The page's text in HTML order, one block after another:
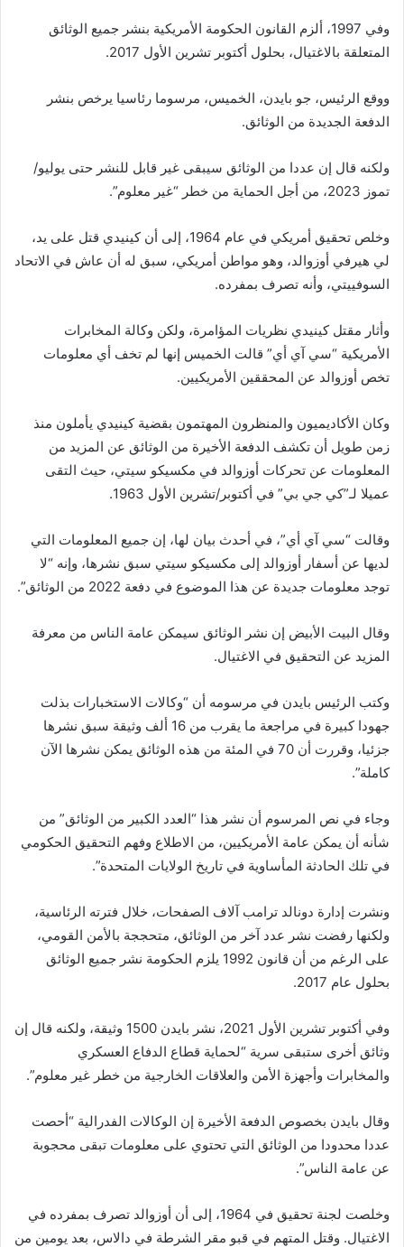
وفي 1997، ألزم القانون الحكومة الأمريكية بنشر جميع الوثائق
المتعلقة بالاغتيال، بحلول أكتوبر تشرين الأول 2017.
ووقع الرئيس، جو بايدن، الخميس، مرسوما رئاسيا يرخص بنشر
الدفعة الجديدة من الوثائق.
ولكنه قال إن عددا من الوثائق سيبقى غير قابل للنشر حتى يوليو/
تموز 2023، من أجل الحماية من خطر “غير معلوم”.
وخلص تحقيق أمريكي في عام 1964، إلى أن كينيدي قتل على يد،
لي هيرفي أوزوالد، وهو مواطن أمريكي، سبق له أن عاش في الاتحاد
السوفييتي، وأنه تصرف بمفرده.
وأثار مقتل كينيدي نظريات المؤامرة، ولكن وكالة المخابرات
الأمريكية “سي آي أي” قالت الخميس إنها لم تخف أي معلومات
تخص أوزوالد عن المحققين الأمريكيين.
وكان الأكاديميون والمنظرون المهتمون بقضية كينيدي يأملون منذ
زمن طويل أن تكشف الدفعة الأخيرة من الوثائق عن المزيد من
المعلومات عن تحركات أوزوالد في مكسيكو سيتي، حيث التقى
عميلا لـ”كي جي بي” في أكتوبر/تشرين الأول 1963.
وقالت “سي آي أي”، في أحدث بيان لها، إن جميع المعلومات التي
لديها عن أسفار أوزوالد إلى مكسيكو سيتي سبق نشرها، وإنه “لا
توجد معلومات جديدة عن هذا الموضوع في دفعة 2022 من الوثائق”.
وقال البيت الأبيض إن نشر الوثائق سيمكن عامة الناس من معرفة
المزيد عن التحقيق في الاغتيال.
وكتب الرئيس بايدن في مرسومه أن “وكالات الاستخبارات بذلت
جهودا كبيرة في مراجعة ما يقرب من 16 ألف وثيقة سبق نشرها
جزئيا، وقررت أن 70 في المئة من هذه الوثائق يمكن نشرها الآن
كاملة”.
وجاء في نص المرسوم أن نشر هذا “العدد الكبير من الوثائق” من
شأنه أن يمكن عامة الأمريكيين، من الاطلاع وفهم التحقيق الحكومي
في تلك الحادثة المأساوية في تاريخ الولايات المتحدة”.
ونشرت إدارة دونالد ترامب آلاف الصفحات، خلال فترته الرئاسية،
ولكنها رفضت نشر عدد آخر من الوثائق، متحججة بالأمن القومي،
على الرغم من أن قانون 1992 يلزم الحكومة نشر جميع الوثائق
بحلول عام 2017.
وفي أكتوبر تشرين الأول 2021، نشر بايدن 1500 وثيقة، ولكنه قال إن
وثائق أخرى ستبقى سرية “لحماية قطاع الدفاع العسكري
والمخابرات وأجهزة الأمن والعلاقات الخارجية من خطر غير معلوم”.
وقال بايدن بخصوص الدفعة الأخيرة إن الوكالات الفدرالية “أحصت
عددا محدودا من الوثائق التي تحتوي على معلومات تبقى محجوبة
عن عامة الناس”.
وخلصت لجنة تحقيق في 1964، إلى أن أوزوالد تصرف بمفرده في
الاغتيال. وقتل المتهم في قبو مقر الشرطة في دالاس، بعد يومين من